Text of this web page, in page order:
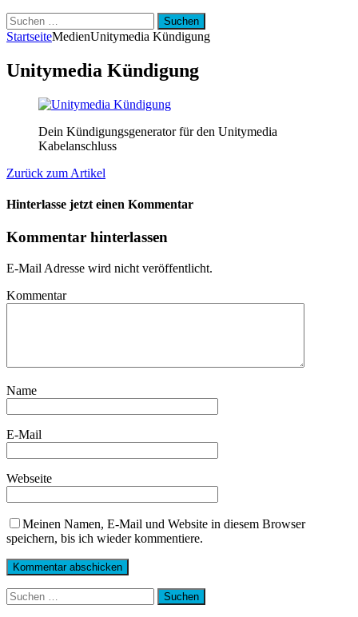
Suchen
nach:
StartseiteMedienUnitymedia Kündigung
Unitymedia Kündigung
Dein Kündigungsgenerator für den Unitymedia
Kabelanschluss
Zurück zum Artikel
Hinterlasse jetzt einen Kommentar
Kommentar hinterlassen
E-Mail Adresse wird nicht veröffentlicht.
Kommentar
Name
E-Mail
Webseite
Meinen Namen, E-Mail und Website in diesem Browser
speichern, bis ich wieder kommentiere.
Suchen
nach: